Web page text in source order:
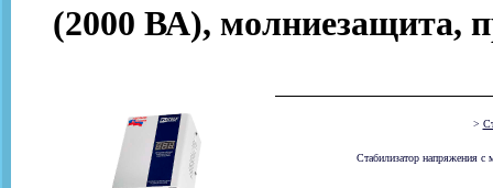
(2000 ВА), молниезащита,
>
Стабилизатор напряжения